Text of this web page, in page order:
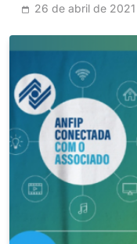
26 de abril de 2021